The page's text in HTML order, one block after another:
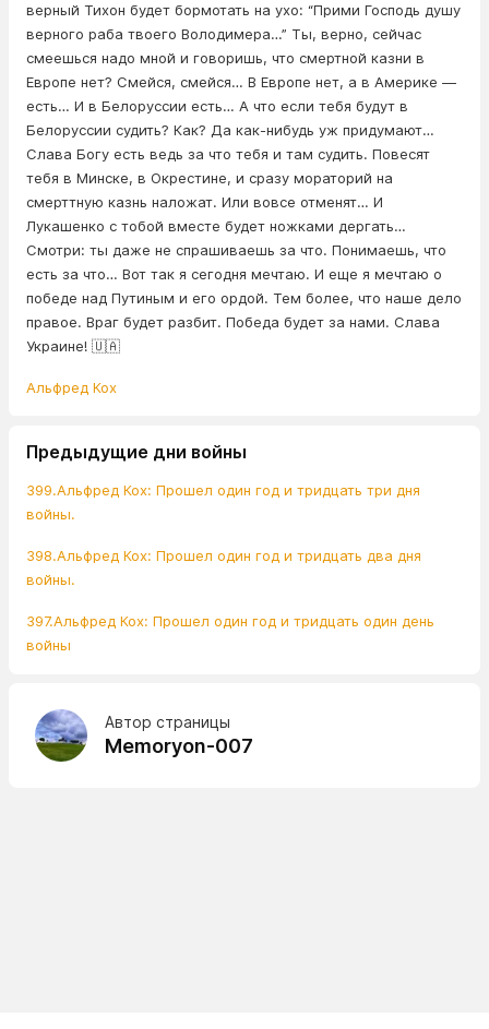
верный Тихон будет бормотать на ухо: “Прими Господь душу
верного раба твоего Володимера…” Ты, верно, сейчас
смеешься надо мной и говоришь, что смертной казни в
Европе нет? Смейся, смейся… В Европе нет, а в Америке —
есть… И в Белоруссии есть… А что если тебя будут в
Белоруссии судить? Как? Да как-нибудь уж придумают…
Слава Богу есть ведь за что тебя и там судить. Повесят
тебя в Минске, в Окрестине, и сразу мораторий на
смерттную казнь наложат. Или вовсе отменят… И
Лукашенко с тобой вместе будет ножками дергать…
Смотри: ты даже не спрашиваешь за что. Понимаешь, что
есть за что… Вот так я сегодня мечтаю. И еще я мечтаю о
победе над Путиным и его ордой. Тем более, что наше дело
правое. Враг будет разбит. Победа будет за нами. Слава
Украине! 🇺🇦
Альфред Кох
Предыдущие дни войны
399.Альфред Кох: Прошел один год и тридцать три дня
войны.
398.Альфред Кох: Прошел один год и тридцать два дня
войны.
397.Альфред Кох: Прошел один год и тридцать один день
войны
Автор страницы
Memoryon-007